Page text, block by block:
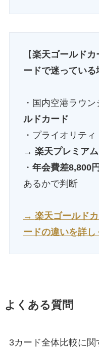
【楽天ゴールドカ
ードで迷っている
・国内空港ラウ
ルドカード
・プライオリテ
→ 楽天プレミア
・ 年会費差8,800
あるかで判断
→ 楽天ゴールド
ードの違いを詳し
よくある質問
3カード全体比較に関